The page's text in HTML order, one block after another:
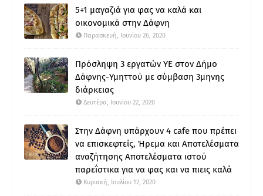
5+1 μαγαζιά για φας να καλά και
οικονομικά στην Δάφνη
Παρασκευή, Ιουνίου 26, 2020
Πρόσληψη 3 εργατών ΥΕ στον Δήμο
Δάφνης-Υμηττού με σύμβαση 3μηνης
διάρκειας
Δευτέρα, Ιουνίου 22, 2020
Στην Δάφνη υπάρχουν 4 cafe που πρέπει
να επισκεφτείς, Ήρεμα και Αποτελέσματα
αναζήτησης Αποτελέσματα ιστού
παρεΐστικα για να φας και να πιεις καλά
Κυριακή, Ιουλίου 12, 2020